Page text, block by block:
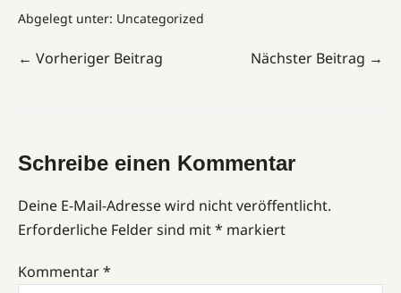
Abgelegt unter: Uncategorized
← Vorheriger Beitrag Nächster Beitrag →
Schreibe einen Kommentar
Deine E-Mail-Adresse wird nicht veröffentlicht.
Erforderliche Felder sind mit* markiert
Kommentar*